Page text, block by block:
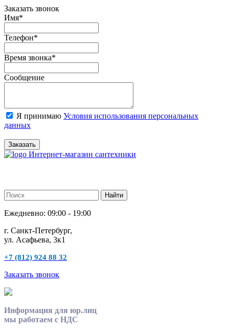
Заказать звонок
Имя*
Телефон*
Время звонка*
Сообщение
Я принимаю Условия использования персональных
данных
Заказать
Интернет-магазин сантехники
Ежедневно: 09:00 - 19:00
г. Санкт-Петербург,
ул. Асафьева, 3к1
+7 (812) 924 88 32
Заказать звонок
Информация для юр.лиц
мы работаем с НДС